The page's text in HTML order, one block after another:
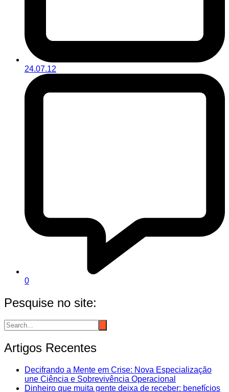
24.07.12
0
Pesquise no site:
Artigos Recentes
Decifrando a Mente em Crise: Nova Especialização
une Ciência e Sobrevivência Operacional
Dinheiro que muita gente deixa de receber: benefícios